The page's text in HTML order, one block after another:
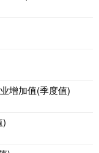
增加值(季度值)
)